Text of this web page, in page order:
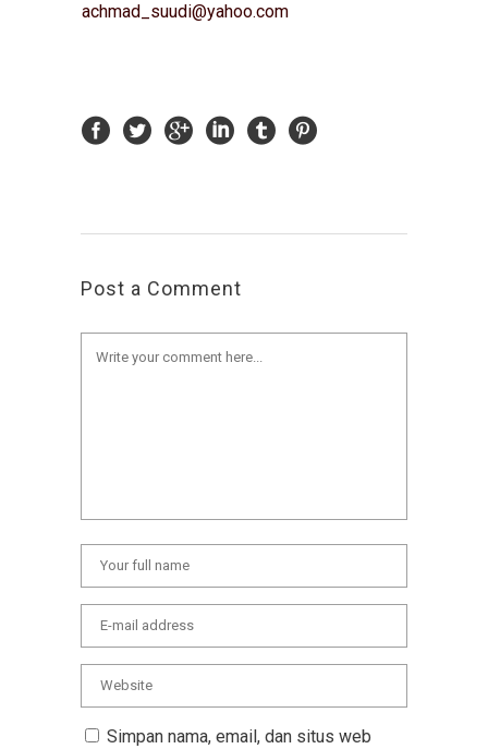
achmad_suudi@yahoo.com
Post a Comment
Simpan nama, email, dan situs web